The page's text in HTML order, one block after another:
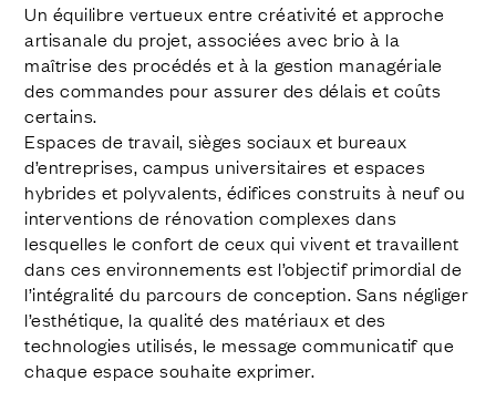
Un équilibre vertueux entre créativité et approche
artisanale du projet, associées avec brio à la
maîtrise des procédés et à la gestion managériale
des commandes pour assurer des délais et coûts
certains.
Espaces de travail, sièges sociaux et bureaux
d’entreprises, campus universitaires et espaces
hybrides et polyvalents, édifices construits à neuf ou
interventions de rénovation complexes dans
lesquelles le confort de ceux qui vivent et travaillent
dans ces environnements est l’objectif primordial de
l’intégralité du parcours de conception. Sans négliger
l’esthétique, la qualité des matériaux et des
technologies utilisés, le message communicatif que
chaque espace souhaite exprimer.